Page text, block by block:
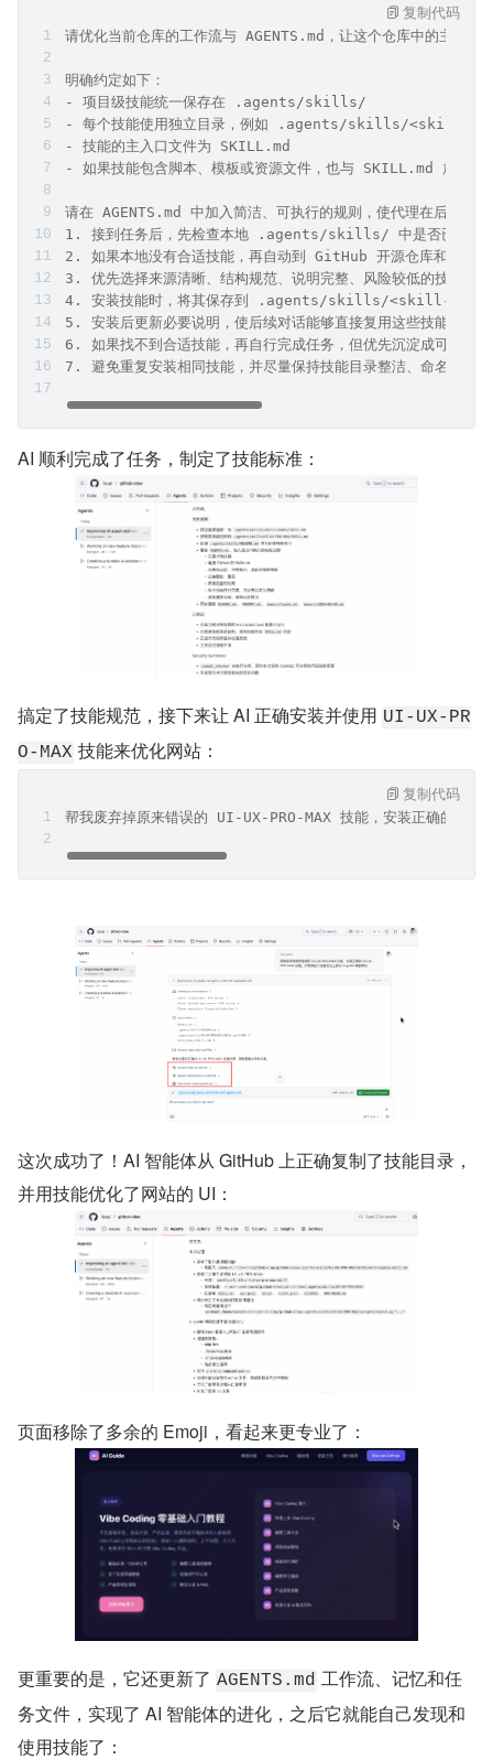
请优化当前仓库的工作流与 AGENTS.md，让这个仓库中的主要
明确约定如下：
- 项目级技能统一保存在 .agents/skills/
- 每个技能使用独立目录，例如 .agents/skills/<skill-
- 技能的主入口文件为 SKILL.md
- 如果技能包含脚本、模板或资源文件，也与 SKILL.md 放在同
请在 AGENTS.md 中加入简洁、可执行的规则，使代理在后续工
1. 接到任务后，先检查本地 .agents/skills/ 中是否已有可
2. 如果本地没有合适技能，再自动到 GitHub 开源仓库和
3. 优先选择来源清晰、结构规范、说明完整、风险较低的技能
4. 安装技能时，将其保存到 .agents/skills/<skill-
5. 安装后更新必要说明，使后续对话能够直接复用这些技能
6. 如果找不到合适技能，再自行完成任务，但优先沉淀成可复用
7. 避免重复安装相同技能，并尽量保持技能目录整洁、命名清晰
复制代码
AI 顺利完成了任务，制定了技能标准：
搞定了技能规范，接下来让 AI 正确安装并使用 UI-UX-PR
O-MAX 技能来优化网站：
帮我废弃掉原来错误的 UI-UX-PRO-MAX 技能，安装正确的
复制代码
这次成功了！AI 智能体从 GitHub 上正确复制了技能目录，
并用技能优化了网站的 UI：
页面移除了多余的 Emoji，看起来更专业了：
更重要的是，它还更新了 AGENTS.md 工作流、记忆和任
务文件，实现了 AI 智能体的进化，之后它就能自己发现和
使用技能了：